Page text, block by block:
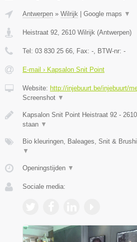
Antwerpen » Wilrijk Google maps ▼
Heistraat 92 2610 Wilrijk (Antwerpen)
Tel: 03 830 25 66 , Fax: - , BTW-nr: -
E-mail › Kapsalon Snit Point
Website: http://injebuurt.be/injebuurt/
Screenshot ▼
Kapsalon Snit Point Heistraat 92 -
staan ▼
Bio kleuringen, Baleages, Snit &
▼
Openingstijden ▼
Sociale media: